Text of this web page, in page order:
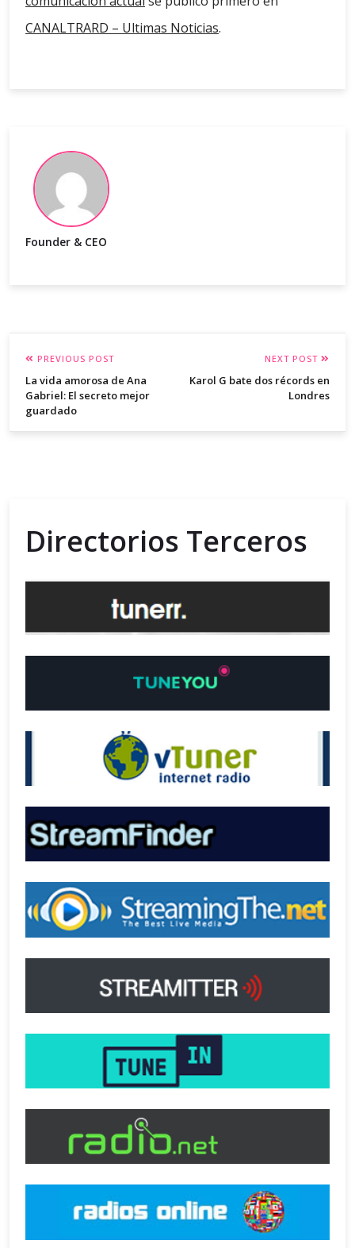
CANALTRARD – Ultimas Noticias.
Founder & CEO
PREVIOUS POST
La vida amorosa de Ana
Gabriel: El secreto mejor
guardado
NEXT POST
Karol G bate dos récords en
Londres
Directorios Terceros